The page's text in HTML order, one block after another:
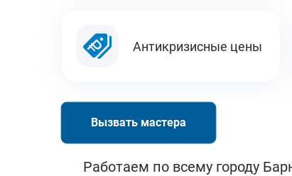
Антикризисные цены
Вызвать мастера
Работаем по всему городу